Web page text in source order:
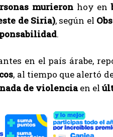
murieronhoy en
de Siria), según el
.
en el país árabe,
, al tiempo que alertó
de violenciaen el